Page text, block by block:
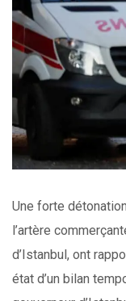
Une forte
l’artère
d’Istanbul, ont
état d’un bilan